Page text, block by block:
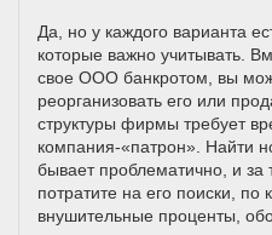
Да, но у каждого варианта
которые важно учитывать.
свое ООО банкротом, вы
реорганизовать его или
структуры фирмы требует
компания-«патрон». Найти
бывает проблематично, и за
потратите на его поиски, по
внушительные проценты,